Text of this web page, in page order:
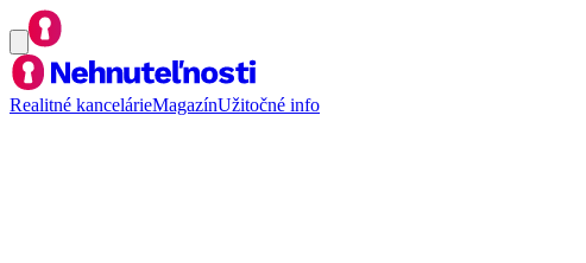
Realitné kancelárieMagazínUžitočné info